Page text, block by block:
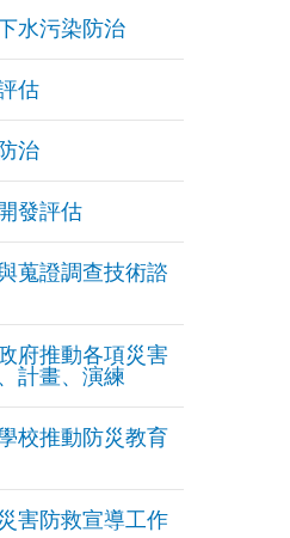
水污染防治
估
治
發評估
蒐證調查技術諮
府推動各項災害
計畫、演練
校推動防災教育
害防救宣導工作